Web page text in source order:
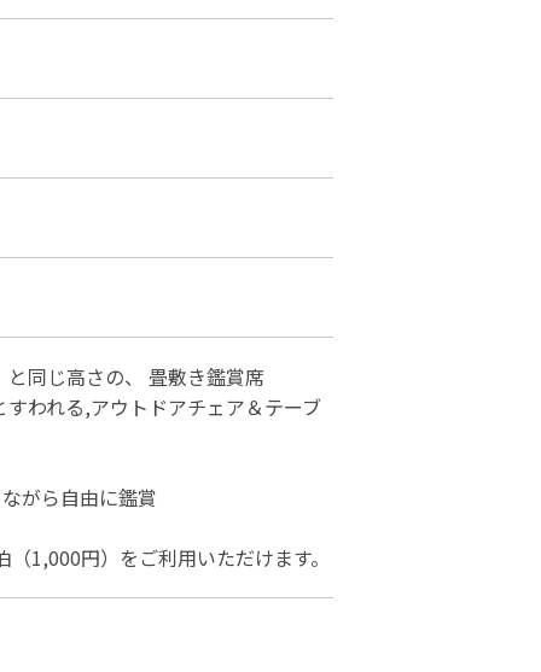
同じ高さの、 畳敷き鑑賞席
われる,アウトドアチェア＆テーブ
がら自由に鑑賞
1,000円）をご利用いただけます。